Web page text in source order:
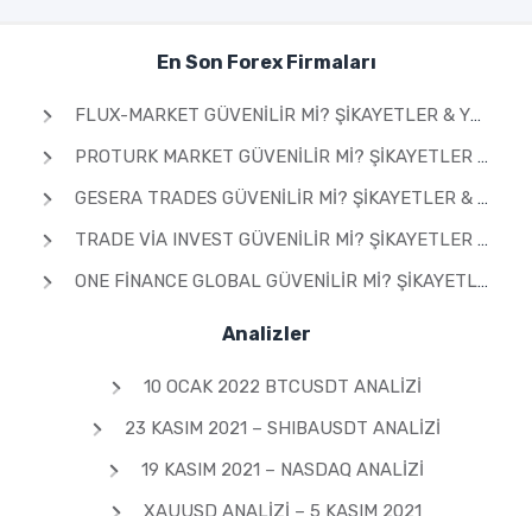
En Son Forex Firmaları
FLUX-MARKET GÜVENILIR MI? ŞIKAYETLER & YORUMLAR 2026
PROTURK MARKET GÜVENILIR MI? ŞIKAYETLER & YORUMLAR 2026
GESERA TRADES GÜVENILIR MI? ŞIKAYETLER & YORUMLAR 2026
TRADE VIA INVEST GÜVENILIR MI? ŞIKAYETLER & YORUMLAR 2026
ONE FINANCE GLOBAL GÜVENILIR MI? ŞIKAYETLER & YORUMLAR 2026
Analizler
10 OCAK 2022 BTCUSDT ANALIZI
23 KASIM 2021 – SHIBAUSDT ANALIZI
19 KASIM 2021 – NASDAQ ANALIZI
XAUUSD ANALIZI – 5 KASIM 2021